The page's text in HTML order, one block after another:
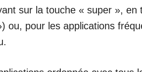
sur la touche « super », en
ou, pour les applications